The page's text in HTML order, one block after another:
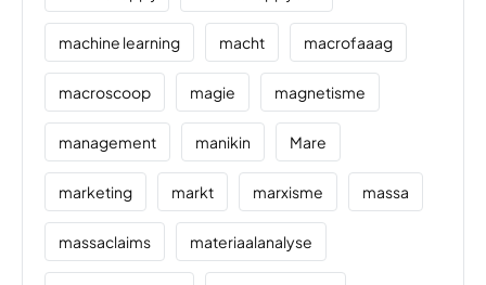
machine learning macht macrofaaag
macroscoop magie magnetisme
management manikin Mare
marketing markt marxisme massa
massaclaims materiaalanalyse